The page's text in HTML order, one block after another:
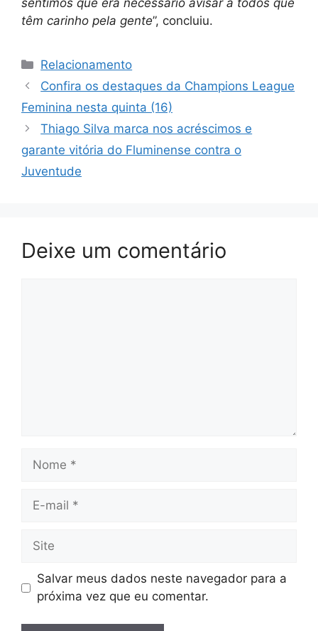
sentimos que era necessário avisar a todos que
têm carinho pela gente”, concluiu.
Categorias
Relacionamento
Confira os destaques da Champions League
Feminina nesta quinta (16)
Thiago Silva marca nos acréscimos e
garante vitória do Fluminense contra o
Juventude
Deixe um comentário
Nome
Site
Salvar meus dados neste navegador para a
próxima vez que eu comentar.